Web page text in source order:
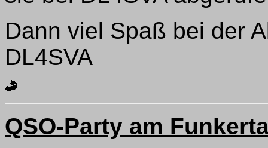
Dann viel Spaß bei der
DL4SVA
QSO-Party am